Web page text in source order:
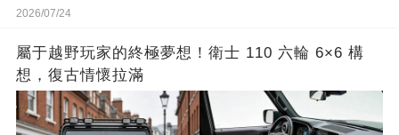
2026/07/24
屬于越野玩家的終極夢想！衛士 110 六輪 6×6 構
想，復古情懷拉滿